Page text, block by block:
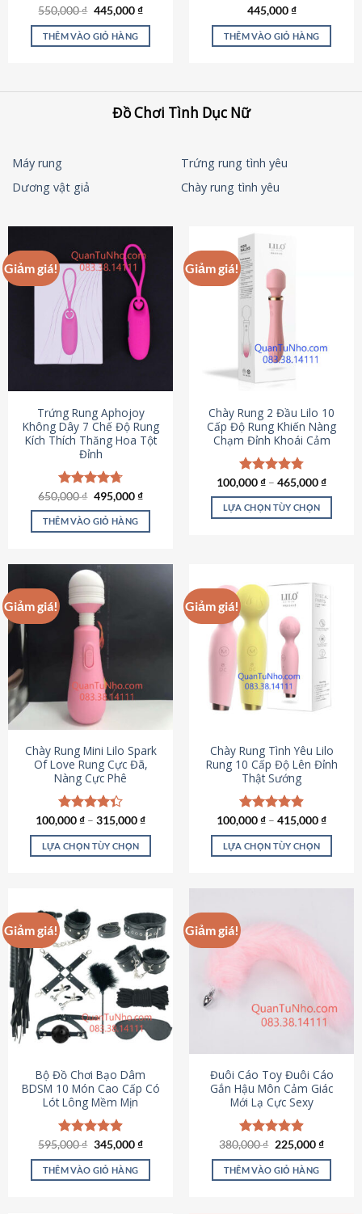
Được xếp
hạng5.00
5 sao
550,000₫ Giá
là:
550,000 ₫.
445,000₫Giá
tại
THÊM VÀO GIỎ HÀNG
Được xếp
hạng4.84
5 sao
445,000₫
THÊM VÀO GIỎ HÀNG
Đồ Chơi Tình Dục Nữ
Máy rung
Trứng rung tình yêu
Dương vật giả
Chày rung tình yêu
Giảm giá!
Trứng Rung Aphojoy
Không Dây 7 Chế Độ Rung
Kích Thích Thăng Hoa Tột
Đỉnh
Được xếp
hạng4.72
5 sao
650,000₫ Giá
là:
650,000 ₫.
495,000₫Giá
tại
495,000 ₫.
THÊM VÀO GIỎ HÀNG
Giảm giá!
Chày Rung 2 Đầu Lilo 10
Cấp Độ Rung Khiến Nàng
Chạm Đỉnh Khoái Cảm
Được xếp
hạng4.80
5 sao
100,000₫ – 465,000₫
LỰA CHỌN TÙY CHỌN
nhiều
biến
thể.
Các
chọn
thể
chọn
trên
trang
sản
phẩm
Giảm giá!
Chày Rung Mini Lilo Spark
Of Love Rung Cực Đã,
Nàng Cực Phê
Được xếp
hạng4.33
5 sao
100,000₫ – 315,000₫
LỰA CHỌN TÙY CHỌN
có
nhiều
biến
thể.
Các
tùy
chọn
có
chọn
trên
trang
sản
phẩm
Giảm giá!
Chày Rung Tình Yêu Lilo
Rung 10 Cấp Độ Lên Đỉnh
Thật Sướng
Được xếp
hạng4.94
5 sao
100,000₫ – 415,000₫
LỰA CHỌN TÙY CHỌN
biến
thể.
chọn
chọn
trên
trang
sản
phẩm
Giảm giá!
Bộ Đồ Chơi Bạo Dâm
BDSM 10 Món Cao Cấp Có
Lót Lông Mềm Mịn
Được xếp
hạng4.88
5 sao
595,000₫ Giá
là:
595,000 ₫.
345,000₫Giá
tại
THÊM VÀO GIỎ HÀNG
Giảm giá!
Đuôi Cáo Toy Đuôi Cáo
Gắn Hậu Môn Cảm Giác
Mới Lạ Cực Sexy
Được xếp
hạng4.88
5 sao
380,000₫ Giá
là:
380,000 ₫.
225,000₫Giá
tại
THÊM VÀO GIỎ HÀNG